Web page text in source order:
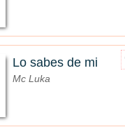
Lo sabes de mi
Mc Luka